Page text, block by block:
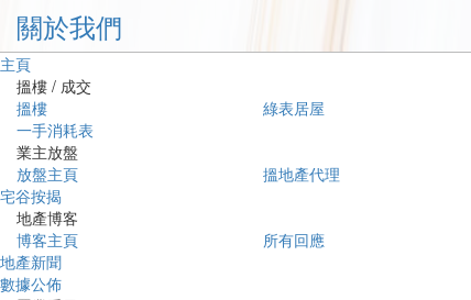
關於我們
主頁
搵樓 / 成交
搵樓
綠表居屋
一手消耗表
業主放盤
放盤主頁
搵地產代理
宅谷按揭
地產博客
博客主頁
所有回應
地產新聞
數據公佈